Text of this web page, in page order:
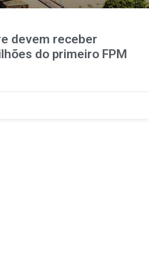
devem receber
do primeiro FPM